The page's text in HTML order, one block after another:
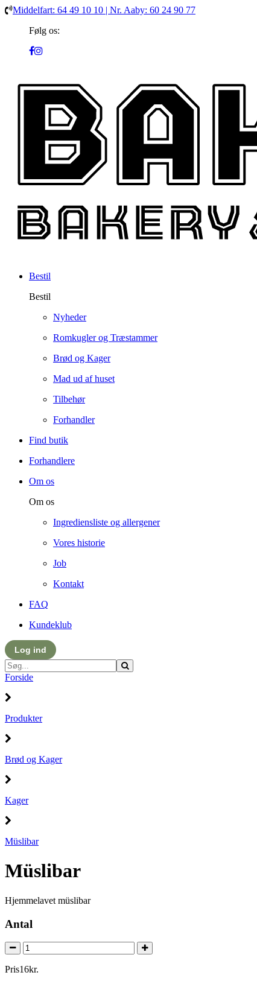
Middelfart: 64 49 10 10 | Nr. Aaby: 60 24 90 77
Følg os:
Bestil
Bestil
Nyheder
Romkugler og Træstammer
Brød og Kager
Mad ud af huset
Tilbehør
Forhandler
Find butik
Forhandlere
Om os
Om os
Ingrediensliste og allergener
Vores historie
Job
Kontakt
FAQ
Kundeklub
Log ind
Forside
Produkter
Brød og Kager
Kager
Müslibar
Müslibar
Hjemmelavet müslibar
Antal
Pris16kr.